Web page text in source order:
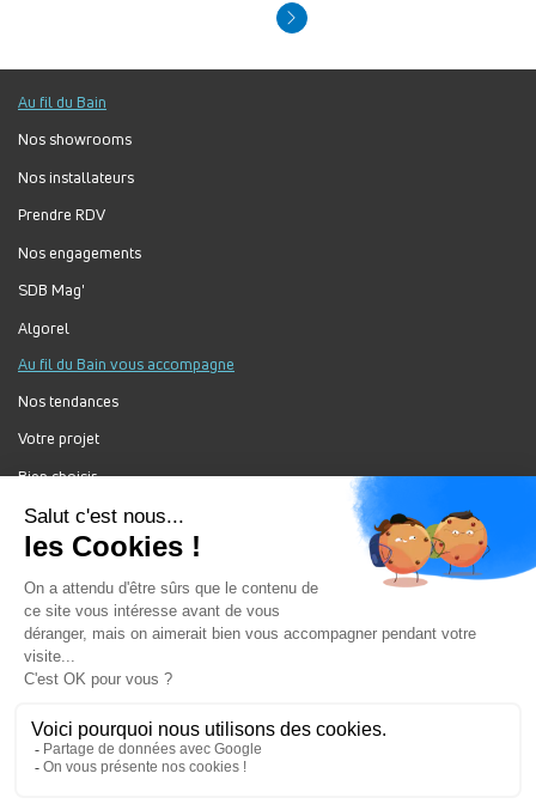
Au fil du Bain
Nos showrooms
Nos installateurs
Prendre RDV
Nos engagements
SDB Mag'
Algorel
Au fil du Bain vous accompagne
Nos tendances
Votre projet
Bien choisir
Forum Au Fil du Bain
Nos produits
Gestion des cookies
Mentions légales